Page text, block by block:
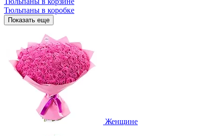
Тюльпаны в коробке
Показать еще
Женщине